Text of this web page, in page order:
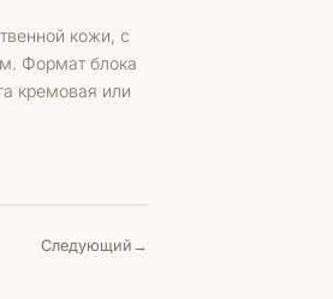
кожи, с
Формат блока
кремовая или
Следующий